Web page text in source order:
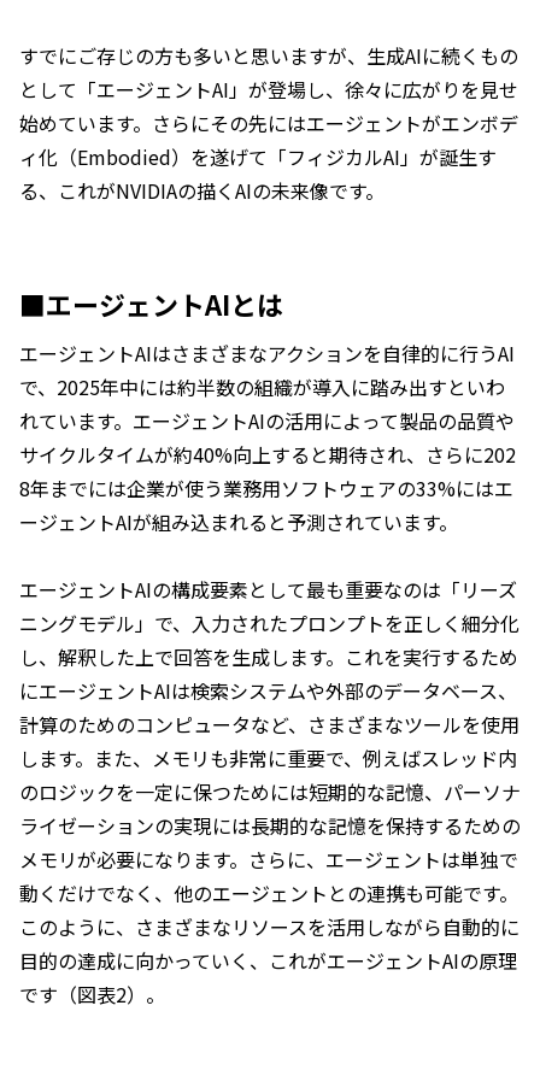
すでにご存じの方も多いと思いますが、生成AIに続くもの
として「エージェントAI」が登場し、徐々に広がりを見せ
始めています。さらにその先にはエージェントがエンボデ
ィ化（Embodied）を遂げて「フィジカルAI」が誕生す
る、これがNVIDIAの描くAIの未来像です。
■エージェントAIとは
エージェントAIはさまざまなアクションを自律的に行うAI
で、2025年中には約半数の組織が導入に踏み出すといわ
れています。エージェントAIの活用によって製品の品質や
サイクルタイムが約40%向上すると期待され、さらに202
8年までには企業が使う業務用ソフトウェアの33%にはエ
ージェントAIが組み込まれると予測されています。
エージェントAIの構成要素として最も重要なのは「リーズ
ニングモデル」で、入力されたプロンプトを正しく細分化
し、解釈した上で回答を生成します。これを実行するため
にエージェントAIは検索システムや外部のデータベース、
計算のためのコンピュータなど、さまざまなツールを使用
します。また、メモリも非常に重要で、例えばスレッド内
のロジックを一定に保つためには短期的な記憶、パーソナ
ライゼーションの実現には長期的な記憶を保持するための
メモリが必要になります。さらに、エージェントは単独で
動くだけでなく、他のエージェントとの連携も可能です。
このように、さまざまなリソースを活用しながら自動的に
目的の達成に向かっていく、これがエージェントAIの原理
です（図表2）。